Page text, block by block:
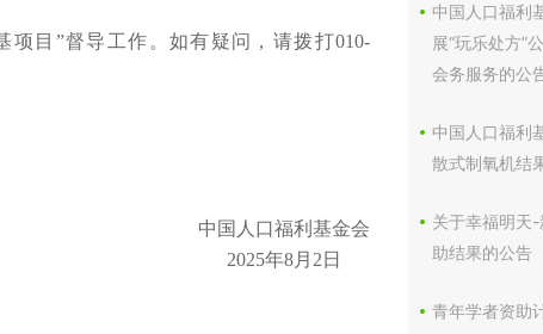
目”督导工作。如有疑问，请拨打010-
中国人口福利基金会
2025年8月2日
中国人口福利
展“玩乐处方”
会务服务的公
中国人口福利
散式制氧机结
关于幸福明天
助结果的公告
青年学者资助